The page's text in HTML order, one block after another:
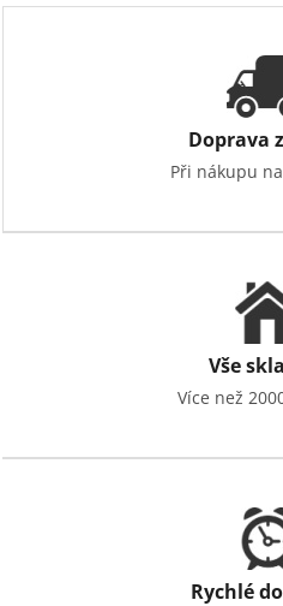
Doprava
Při nákupu
Vše
Více než
Rychlé